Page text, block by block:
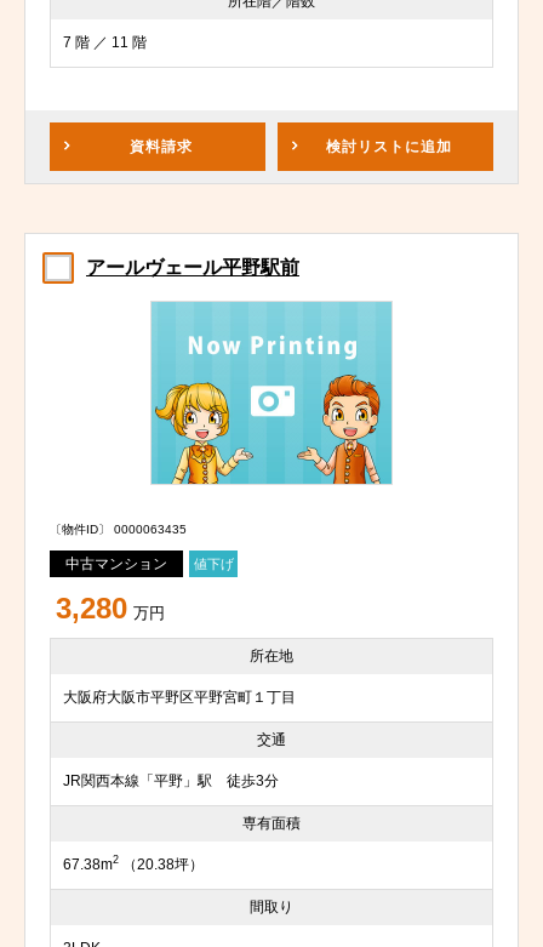
7 階 ／ 11 階
資料請求 検討リスト に追加
アールヴェール平野駅前
〔物件ID〕 0000063435
中古マンション 値下げ
3,280 万円
所在地
大阪府大阪市平野区平野宮町１丁目
交通
JR関西本線「平野」駅 徒歩3分
専有面積
67.38m2 （20.38坪）
間取り